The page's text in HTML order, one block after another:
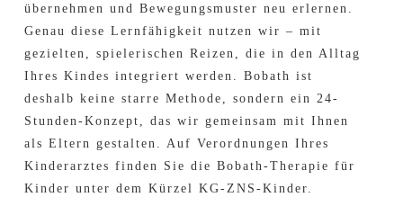
übernehmen und Bewegungsmuster neu erlernen.
Genau diese Lernfähigkeit nutzen wir – mit
gezielten, spielerischen Reizen, die in den Alltag
Ihres Kindes integriert werden. Bobath ist
deshalb keine starre Methode, sondern ein 24-
Stunden-Konzept, das wir gemeinsam mit Ihnen
als Eltern gestalten. Auf Verordnungen Ihres
Kinderarztes finden Sie die Bobath-Therapie für
Kinder unter dem Kürzel KG-ZNS-Kinder.